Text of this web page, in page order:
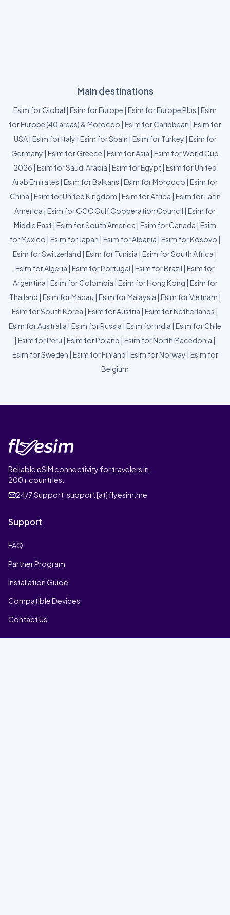
Main destinations
Esim for Global | Esim for Europe | Esim for Europe Plus | Esim
for Europe (40 areas) & Morocco | Esim for Caribbean | Esim for
USA| Esim for Italy | Esim for Spain | Esim for Turkey | Esim for
Germany | Esim for Greece | Esim for Asia | Esim for World Cup
2026 | Esim for Saudi Arabia | Esim for Egypt | Esim for United
Arab Emirates | Esim for Balkans | Esim for Morocco | Esim for
China | Esim for United Kingdom | Esim for Africa | Esim for Latin
America | Esim for GCC Gulf Cooperation Council | Esim for
Middle East | Esim for South America | Esim for Canada | Esim
for Mexico | Esim for Japan | Esim for Albania | Esim for Kosovo |
Esim for Switzerland | Esim for Tunisia | Esim for South Africa |
Esim for Algeria | Esim for Portugal | Esim for Brazil | Esim for
Argentina | Esim for Colombia | Esim for Hong Kong | Esim for
Thailand | Esim for Macau | Esim for Malaysia | Esim for Vietnam |
Esim for South Korea | Esim for Austria | Esim for Netherlands |
Esim for Australia | Esim for Russia | Esim for India | Esim for Chile
| Esim for Peru | Esim for Poland | Esim for North Macedonia |
Esim for Sweden | Esim for Finland | Esim for Norway | Esim for
Belgium
Reliable eSIM connectivity for travelers in
200+ countries.
24/7 Support:support [at] flyesim.me
Support
FAQ
Partner Program
Installation Guide
Compatible Devices
Contact Us